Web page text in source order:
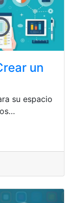
un
su espacio